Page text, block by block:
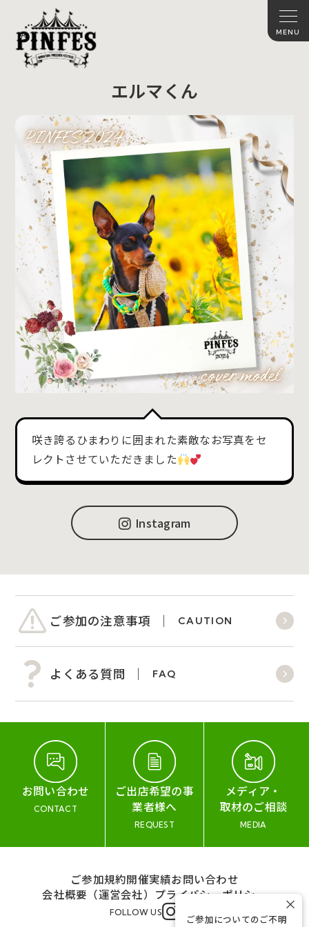
エルマくん
咲き誇るひまわりに囲まれた素敵なお写真をセ
レクトさせていただきました
Instagram
ご参加の注意事項 CAUTION
よくある質問 FAQ
お問い合わせ
CONTACT
ご出店希望の事
業者様へ
REQUEST
メディア・
取材のご相談
MEDIA
ご参加規約開催実績お問い合わせ
会社概要（運営会社） プライバシーポリシー
FOLLOW US
ご参加についてのご不明
×